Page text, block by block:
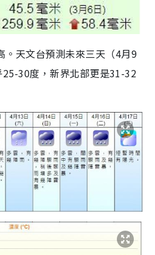
。天文台預測未來三天（4月9
30度，新界北部更是31-32